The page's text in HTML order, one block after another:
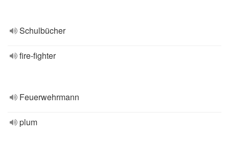
Schulbücher
fire-fighter
Feuerwehrmann
plum